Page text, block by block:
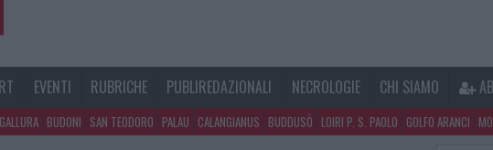
EVENTI RUBRICHE PUBLIREDAZIONALI NECROLOGIE CHI SIAMO
BUDONI SAN TEODORO PALAU CALANGIANUS BUDDUSÒ LOIRI P. S. PAOLO GOLFO ARANCI